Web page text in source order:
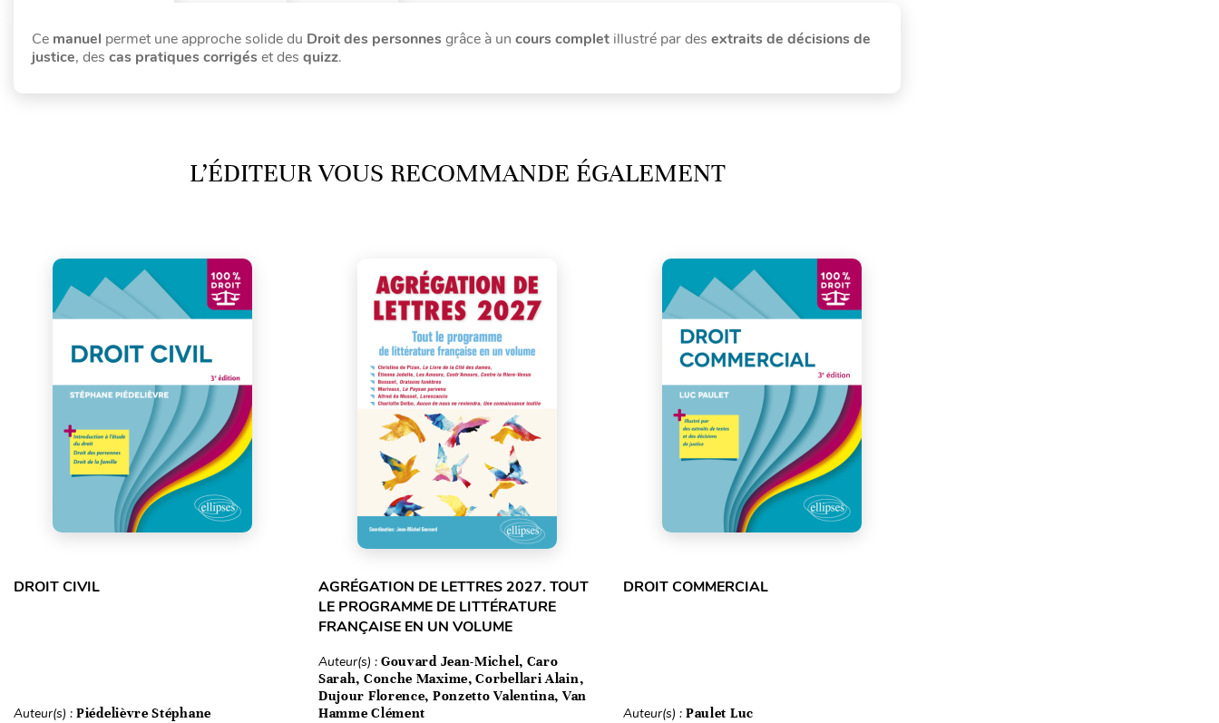
Ce manuel permet une approche solide du Droit des personnes grâce à un cours complet illustré par des extraits de décisions de
justice, des cas pratiques corrigés et des quizz.
L’ÉDITEUR VOUS RECOMMANDE ÉGALEMENT
DROIT CIVIL
Auteur(s) : Piédelièvre Stéphane
AGRÉGATION DE LETTRES 2027. TOUT
LE PROGRAMME DE LITTÉRATURE
FRANÇAISE EN UN VOLUME
Auteur(s) : Gouvard Jean-Michel, Caro
Sarah, Conche Maxime, Corbellari Alain,
Dujour Florence, Ponzetto Valentina, Van
Hamme Clément
DROIT COMMERCIAL
Auteur(s) : Paulet Luc